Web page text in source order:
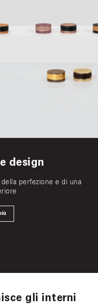
design
perfezione e di una
design
perfezione e di una
gli interni